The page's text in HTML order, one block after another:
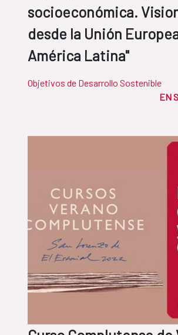
socioeconómica.
desde la Unión
América Latina"
Objetivos de Desarrollo Sostenible
EN